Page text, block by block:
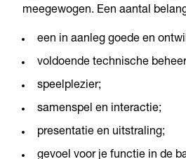
meegewogen. Een aantal
een in aanleg goede en
voldoende technische
speelplezier;
samenspel en interactie;
presentatie en uitstraling;
gevoel voor je functie in de